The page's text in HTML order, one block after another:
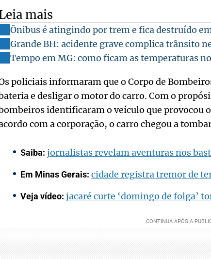
mais
Ônibus é atingindo por trem e fica destruído
Grande BH: acidente grave complica trânsito
Tempo em MG: como ficam as temperaturas
policiais informaram que o Corpo de
e desligar o motor do carro. Com o
identificaram o veículo que provocou
com a corporação, o carro chegou a
Saiba: jornalistas revelam aventuras nos
Em Minas Gerais: cidade registra tremor de
Veja vídeo: jacaré curte ‘domingo de folga’